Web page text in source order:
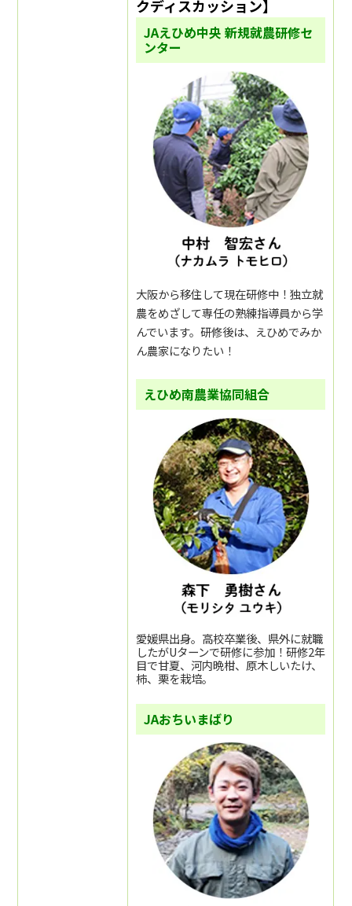
クディスカッション】
JAえひめ中央 新規就農研修セ
ンター
大阪から移住して現在研修中！独立就
農をめざして専任の熟練指導員から学
んでいます。研修後は、えひめでみか
ん農家になりたい！
えひめ南農業協同組合
愛媛県出身。高校卒業後、県外に就職
したがUターンで研修に参加！研修2年
目で甘夏、河内晩柑、原木しいたけ、
柿、栗を栽培。
JAおちいまばり